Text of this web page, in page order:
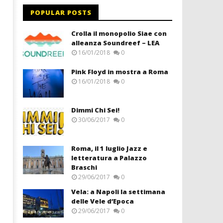
POPULAR POSTS
Crolla il monopolio Siae con
alleanza Soundreef – LEA
16/01/2018 0
Pink Floyd in mostra a Roma
16/01/2018 0
Dimmi Chi Sei!
30/06/2017 0
Roma, il 1 luglio Jazz e
letteratura a Palazzo
Braschi
29/06/2017 0
Vela: a Napoli la settimana
delle Vele d’Epoca
29/06/2017 0